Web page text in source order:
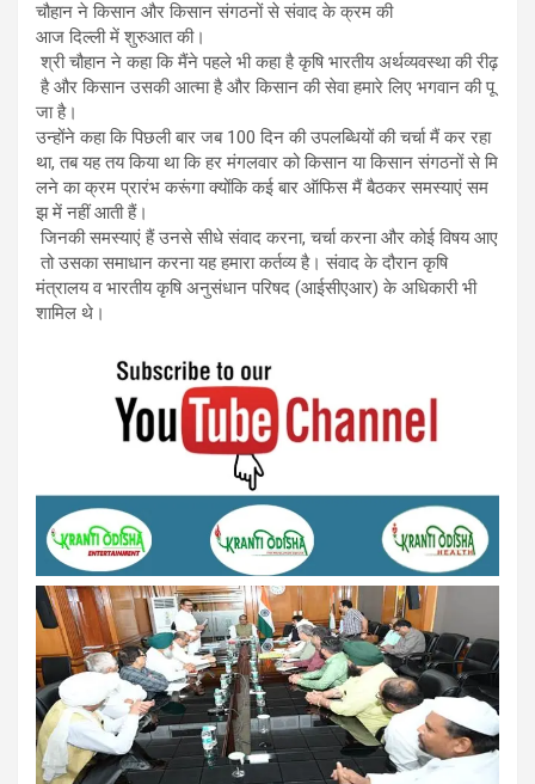
चौहान ने किसान और किसान संगठनों से संवाद के क्रम की
आज दिल्ली में शुरुआत की।
श्री चौहान ने कहा कि मैंने पहले भी कहा है कृषि भारतीय अर्थव्यवस्था की रीढ़
है और किसान उसकी आत्मा है और किसान की सेवा हमारे लिए भगवान की पू
जा है।
उन्होंने कहा कि पिछली बार जब 100 दिन की उपलब्धियों की चर्चा मैं कर रहा
था, तब यह तय किया था कि हर मंगलवार को किसान या किसान संगठनों से मि
लने का क्रम प्रारंभ करूंगा क्योंकि कई बार ऑफिस मैं बैठकर समस्याएं सम
झ में नहीं आती हैं।
जिनकी समस्याएं हैं उनसे सीधे संवाद करना, चर्चा करना और कोई विषय आए
तो उसका समाधान करना यह हमारा कर्तव्य है। संवाद के दौरान कृषि
मंत्रालय व भारतीय कृषि अनुसंधान परिषद (आईसीएआर) के अधिकारी भी
शामिल थे।